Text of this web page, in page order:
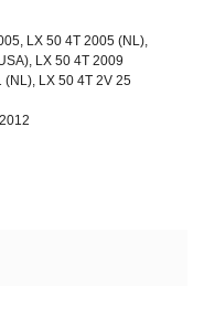
LX 50 4T 2005 (NL),
LX 50 4T 2009
(NL), LX 50 4T 2V 25